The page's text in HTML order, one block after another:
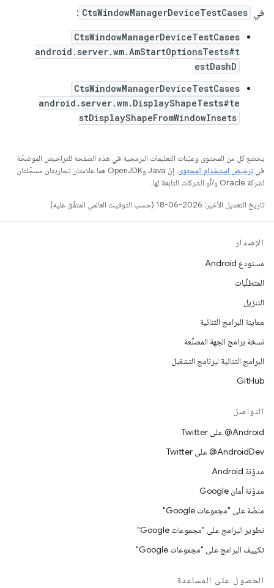
في CtsWindowManagerDeviceTestCases
:
CtsWindowManagerDeviceTestCases
android.server.wm.AmStartOptionsTests#t
estDashD
CtsWindowManagerDeviceTestCases
android.server.wm.DisplayShapeTests#te
stDisplayShapeFromWindowInsets
يخضع كل من المحتوى وعيّنات التعليمات البرمجية في هذه الصفحة للتراخيص الموضحّة
فيترخيص استخدام المحتوى
. إنّ Java وOpenJDK هما علامتان تجاريتان مسجَّلتان
لشركة Oracle و/أو الشركات التابعة لها.
تاريخ التعديل الأخير: 2026-06-18 (حسب التوقيت العالمي المتفَّق عليه)
الإصدار
مستودع Android
المتطلّبات
التنزيل
معاينة البرامج الثنائية
نسخة برامج الجهة المصنِّعة
البرامج الثنائية لبرنامج التشغيل
GitHub
التواصل
‎@Android على Twitter
‎@AndroidDev على Twitter
مدوّنة Android
مدوّنة أمان Google
منصّة على "مجموعات Google"
تطوير البرامج على "مجموعات Google"
تكييف البرامج على "مجموعات Google"
الحصول على المساعدة